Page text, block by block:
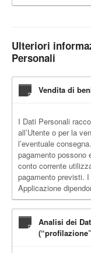
Ulteriori
Personali
Vendita di
I Dati Personali
all’Utente o per la
l’eventuale
pagamento possono
conto corrente
pagamento previsti.
Applicazione
Analisi dei